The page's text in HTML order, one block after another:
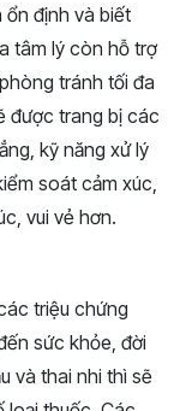
ổn định và biết
tâm lý còn hỗ trợ
tránh tối đa
được trang bị các
kỹ năng xử lý
soát cảm xúc,
vui vẻ hơn.
triệu chứng
sức khỏe, đời
và thai nhi thì sẽ